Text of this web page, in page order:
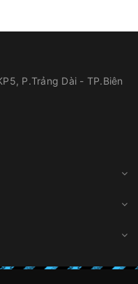
P.Trảng Dài - TP.Biên